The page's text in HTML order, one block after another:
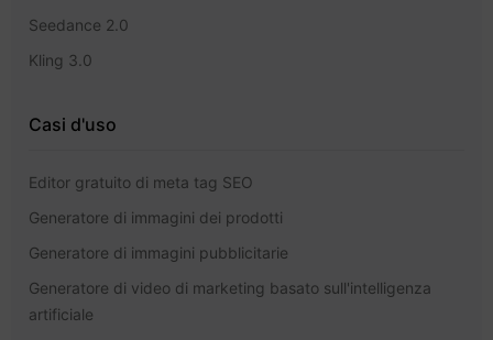
Seedance 2.0
Kling 3.0
Casi d'uso
Editor gratuito di meta tag SEO
Generatore di immagini dei prodotti
Generatore di immagini pubblicitarie
Generatore di video di marketing basato sull'intelligenza
artificiale